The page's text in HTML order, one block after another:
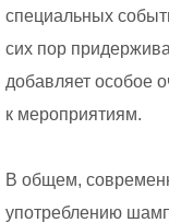
специальных
сих пор
добавляет особое
к мероприятиям.
В общем,
употреблению